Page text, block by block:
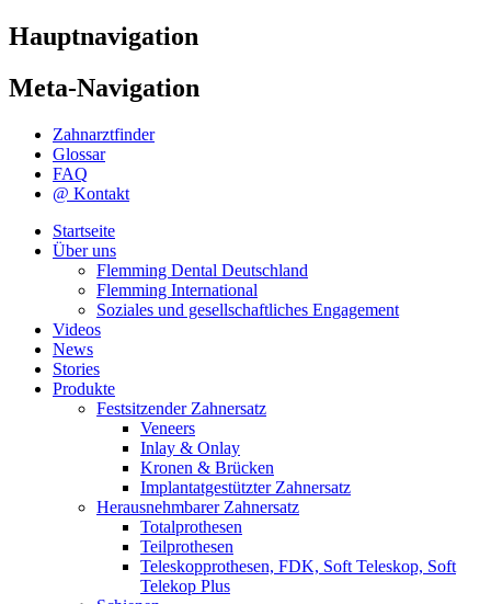
Hauptnavigation
Meta-Navigation
Zahnarztfinder
Glossar
FAQ
@ Kontakt
Startseite
Über uns
Flemming Dental Deutschland
Flemming International
Soziales und gesellschaftliches Engagement
Videos
News
Stories
Produkte
Festsitzender Zahnersatz
Veneers
Inlay & Onlay
Kronen & Brücken
Implantatgestützter Zahnersatz
Herausnehmbarer Zahnersatz
Totalprothesen
Teilprothesen
Teleskopprothesen, FDK, Soft Teleskop, Soft
Telekop Plus